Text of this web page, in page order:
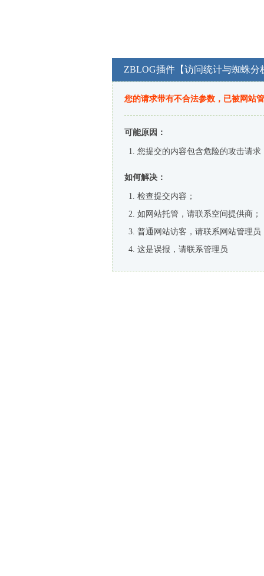
ZBLOG插件【访问统计与蜘蛛分
您的请求带有不合法参数，已被网站
可能原因：
您提交的内容包含危险的攻击请求
如何解决：
检查提交内容；
如网站托管，请联系空间提供商；
普通网站访客，请联系网站管理员
这是误报，请联系管理员